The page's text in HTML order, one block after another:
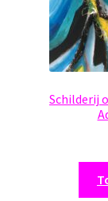
Schilderij